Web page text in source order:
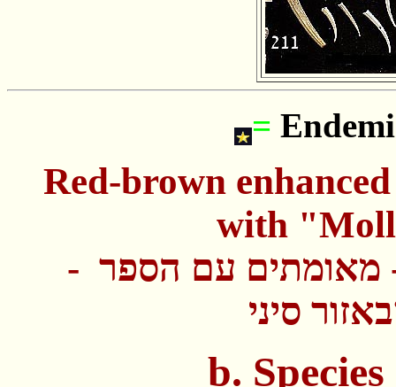
=
Red-brown
with
מאומתים עם הספר -
סיני